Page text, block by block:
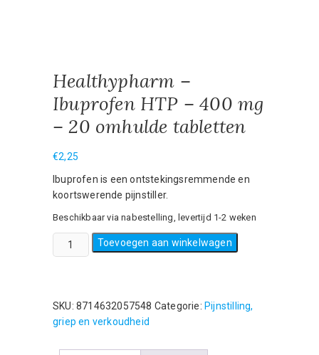
Healthypharm –
Ibuprofen HTP – 400 mg
– 20 omhulde tabletten
€2,25
Ibuprofen is een ontstekingsremmende en
koortswerende pijnstiller.
Beschikbaar via nabestelling, levertijd 1-2 weken
Healthypharm
-
-
400
Toevoegen aan winkelwagen
SKU: 8714632057548 Categorie: Pijnstilling,
griep en verkoudheid